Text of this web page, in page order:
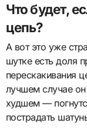
Что будет,
цепь?
А вот это уже
шутке есть доля
перескакивания
лучшем случае он
худшем —
пострадать